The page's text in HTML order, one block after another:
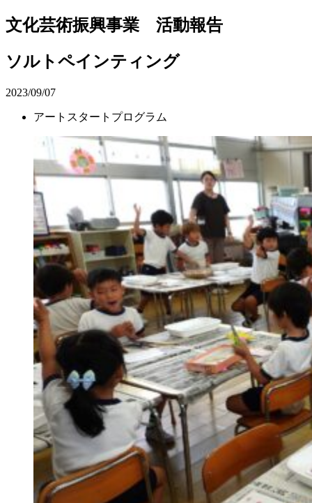
文化芸術振興事業 活動報告
ソルトペインティング
2023/09/07
アートスタートプログラム